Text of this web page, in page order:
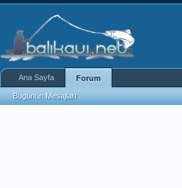
Ana Sayfa Forum
Bugünün Mesajları